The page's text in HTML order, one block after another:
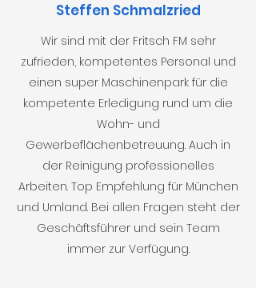
Steffen Schmalzried
Wir sind mit der Fritsch FM sehr
zufrieden, kompetentes Personal und
einen super Maschinenpark für die
kompetente Erledigung rund um die
Wohn- und
Gewerbeflächenbetreuung. Auch in
der Reinigung professionelles
Arbeiten. Top Empfehlung für München
und Umland. Bei allen Fragen steht der
Geschäftsführer und sein Team
immer zur Verfügung.